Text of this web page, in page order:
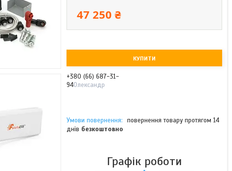
47 250 ₴
КУПИТИ
+380 (66) 687-31-
94Олександр
повернення товару протягом 14
днів безкоштовно
Графік роботи